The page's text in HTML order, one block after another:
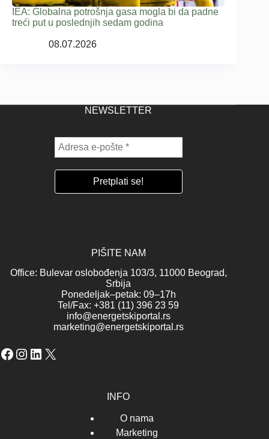
IEA: Globalna potrošnja gasa mogla bi da padne
treći put u poslednjih sedam godina
08.07.2026
NEWSLETTER
PIŠITE NAM
Office: Bulevar oslobođenja 103/3, 11000 Beograd,
Srbija
Ponedeljak–petak: 09–17h
Tel/Fax: +381 (11) 396 23 59
info@energetskiportal.rs
marketing@energetskiportal.rs
Facebook
Instagram
LinkedIn
X
INFO
O nama
Marketing